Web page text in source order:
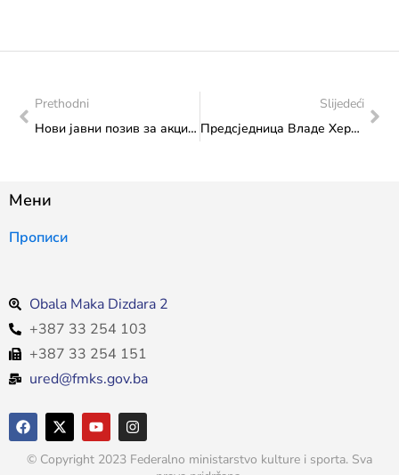
Prethodni
Нови јавни позив за акцију Yоунг еуропеан Херитаге Макерс (Млади креатори европске баштине) за 2024. годину
Slijedeći
Предсједница Владе Херцеговачко-неретванског кантона, Марија Бухач у посјети Министарству
Мени
Прописи
Obala Maka Dizdara 2
+387 33 254 103
+387 33 254 151
ured@fmks.gov.ba
© Copyright 2023 Federalno ministarstvo kulture i sporta. Sva